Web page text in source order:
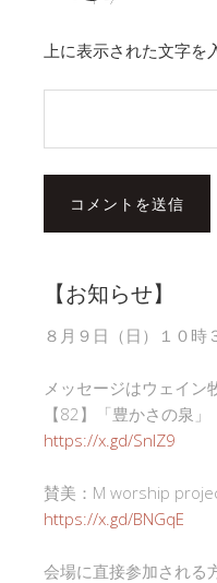
上に表示された文字を
【お知らせ】
８月９日（日）１０時
メッセージはウェイン
【82】「豊かさの泉」
https://x.gd/SnlZ9
賛美：M worship
https://x.gd/BNGqE
会場に直接参加される